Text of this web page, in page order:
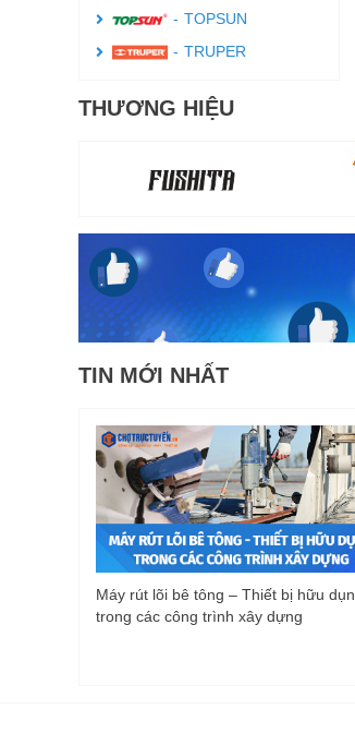
TOPSUN
TRUPER
THƯƠNG HIỆU
TIN MỚI NHẤT
Máy rút lõi bê tông – Thiết bị hữu
trong các công trình xây dựng